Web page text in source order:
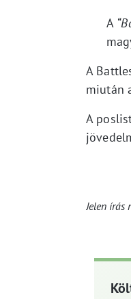
A
A
miután
A
Jelen írás